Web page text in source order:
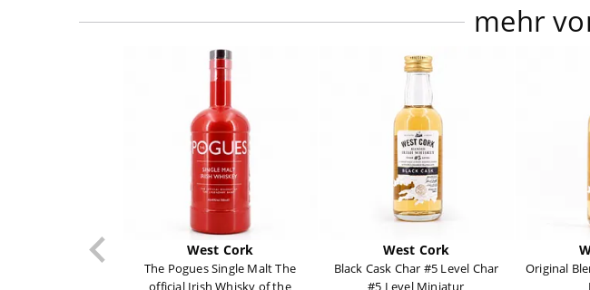
mehr
West Cork
The Pogues Single Malt The
official Irish Whisky of the
West Cork
Black Cask Char #5 Level Char
#5 Level Miniatur
Original